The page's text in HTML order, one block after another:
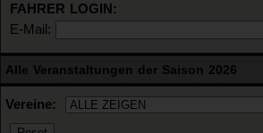
FAHRER LOGIN:
E-Mail:
Alle Veranstaltungen der Saison 2026
Vereine: